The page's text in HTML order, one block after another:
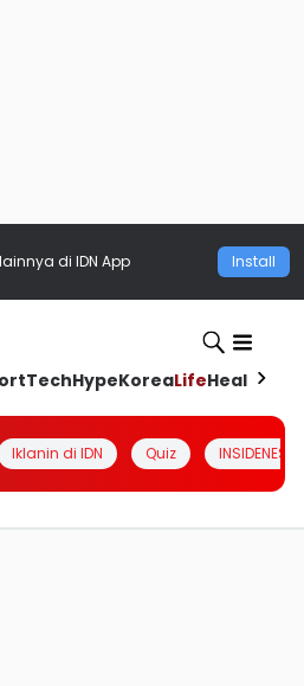
lainnya di IDN App Install
TechHypeKoreaLifeHealth
Iklanin di IDN Quiz INSIDENESIA